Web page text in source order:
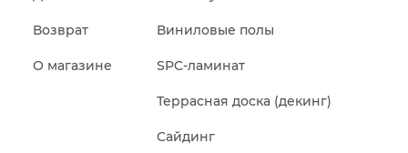
Возврат
О магазине
Виниловые полы
SPC-ламинат
Террасная доска (декинг)
Сайдинг